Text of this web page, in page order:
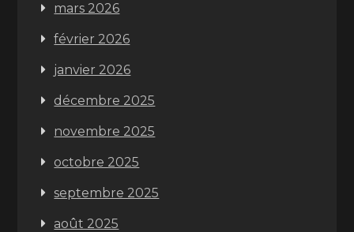
mars 2026
février 2026
janvier 2026
décembre 2025
novembre 2025
octobre 2025
septembre 2025
août 2025